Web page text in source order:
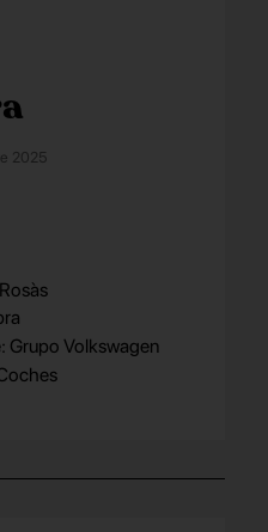
2025
Grupo Volkswagen